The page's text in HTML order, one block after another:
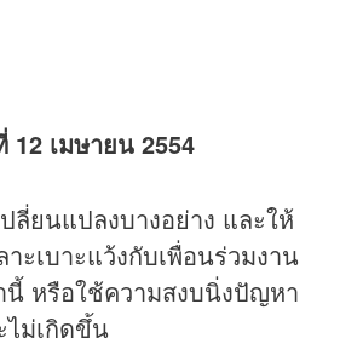
12 เมษายน 2554
ลี่ยนแปลงบางอย่าง และให้
าะเบาะแว้งกับเพื่อนร่วมงาน
นี้ หรือใช้ความสงบนิ่งปัญหา
ไม่เกิดขึ้น